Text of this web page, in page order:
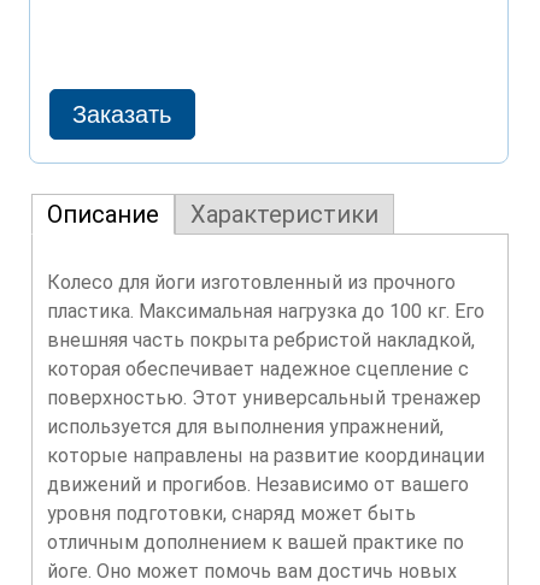
Описание Характеристики
Колесо для йоги изготовленный из прочного
пластика. Максимальная нагрузка до 100 кг. Его
внешняя часть покрыта ребристой накладкой,
которая обеспечивает надежное сцепление с
поверхностью. Этот универсальный тренажер
используется для выполнения упражнений,
которые направлены на развитие координации
движений и прогибов. Независимо от вашего
уровня подготовки, снаряд может быть
отличным дополнением к вашей практике по
йоге. Оно может помочь вам достичь новых